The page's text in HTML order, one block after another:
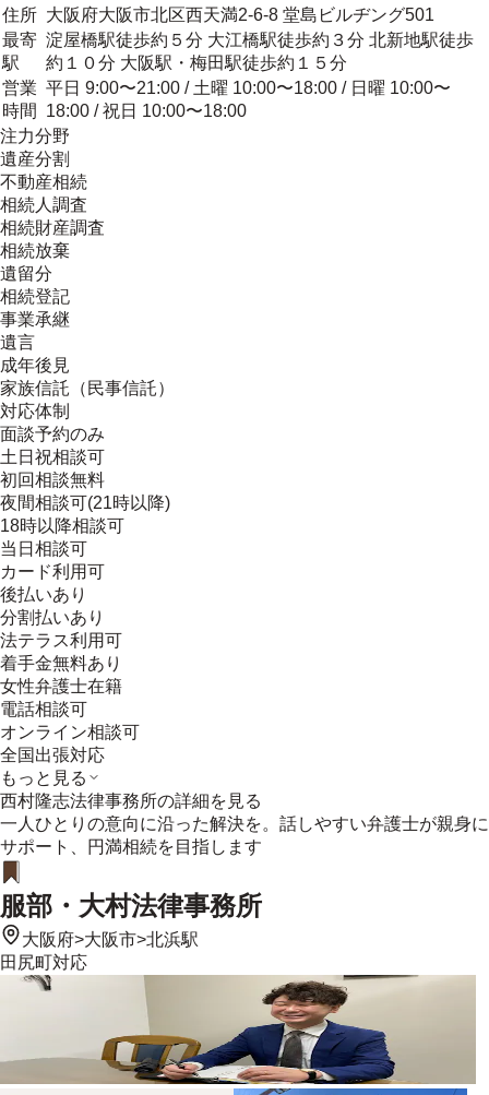
住所 大阪府大阪市北区西天満2-6-8 堂島ビルヂング501
最寄
駅
淀屋橋駅徒歩約５分 大江橋駅徒歩約３分 北新地駅徒歩
約１０分 大阪駅・梅田駅徒歩約１５分
営業
時間
平日 9:00〜21:00 / 土曜 10:00〜18:00 / 日曜 10:00〜
18:00 / 祝日 10:00〜18:00
注力分野
遺産分割
不動産相続
相続人調査
相続財産調査
相続放棄
遺留分
相続登記
事業承継
遺言
成年後見
家族信託（民事信託）
対応体制
面談予約のみ
土日祝相談可
初回相談無料
夜間相談可(21時以降)
18時以降相談可
当日相談可
カード利用可
後払いあり
分割払いあり
法テラス利用可
着手金無料あり
女性弁護士在籍
電話相談可
オンライン相談可
全国出張対応
もっと見る
西村隆志法律事務所の詳細を見る
一人ひとりの意向に沿った解決を。話しやすい弁護士が親身に
サポート、円満相続を目指します
服部・大村法律事務所
大阪府>大阪市>北浜駅
田尻町対応